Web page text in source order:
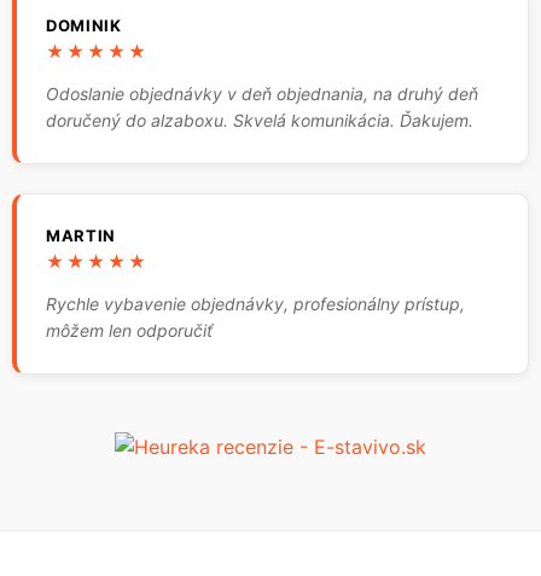
DOMINIK
★★★★★
Odoslanie objednávky v deň objednania, na druhý deň
doručený do alzaboxu. Skvelá komunikácia. Ďakujem.
MARTIN
★★★★★
Rychle vybavenie objednávky, profesionálny prístup,
môžem len odporučiť